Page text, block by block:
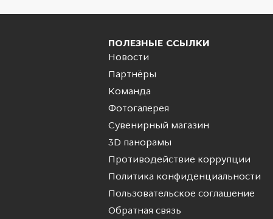
ПОЛЕЗНЫЕ ССЫЛКИ
Новости
Партнёры
Команда
Фотогалерея
Сувенирный магазин
3D панорамы
Противодействие коррупции
Политика конфиденциальности
Пользовательское соглашение
Обратная связь